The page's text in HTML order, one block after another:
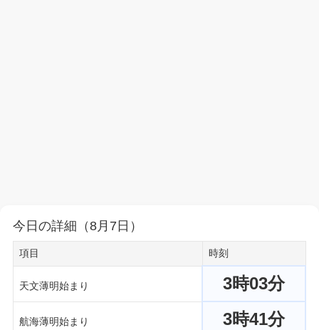
今日の詳細（8月7日）
項目 時刻
天文薄明始まり 3時03分
航海薄明始まり 3時41分